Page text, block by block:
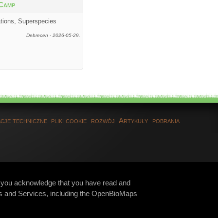
Superspecies
Debrecen - 2026-05-29.
techniczne pliki cookie rozwój Artykuły pobrania
acknowledge that you have read and
and Services, including the OpenBioMaps